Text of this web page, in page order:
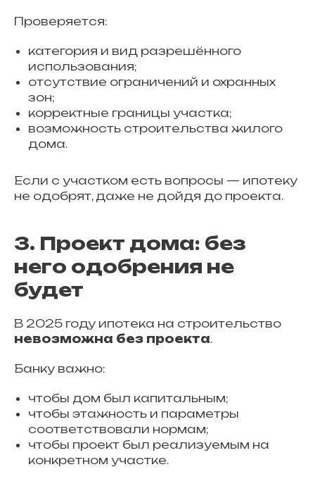
Проверяется:
категория и вид разрешённого
использования;
отсутствие ограничений и охранных
зон;
корректные границы участка;
возможность строительства жилого
дома.
Если с участком есть вопросы — ипотеку
не одобрят, даже не дойдя до проекта.
3. Проект дома: без
него одобрения не
будет
В 2025 году ипотека на строительство
невозможна без проекта.
Банку важно:
чтобы дом был капитальным;
чтобы этажность и параметры
соответствовали нормам;
чтобы проект был реализуемым на
конкретном участке.